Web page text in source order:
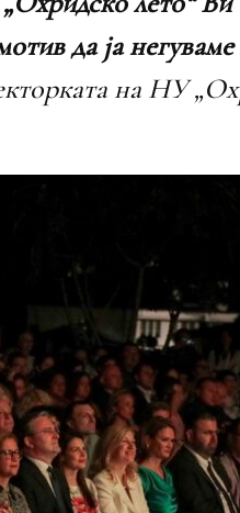
да ја
на НУ